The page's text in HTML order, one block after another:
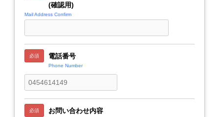
(確認用)
Mail Address Confirm
必須 電話番号
Phone Number
必須 お問い合わせ内容